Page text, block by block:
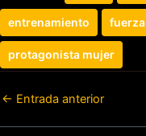
entrenamiento fuerza
protagonista mujer
← Entrada anterior